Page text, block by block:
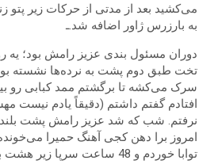
می‌کشید بعد از مدتی از حرکات زیر پتو
به بارزرس ژاور اضافه شد.ـ
دوران مسئول بندی عزیز رامش بود؛
تخت طبق دوم پشت به نرده‌ها نشسته
سرک می‌کشه تا برگشتم ممد کبابی رو
افتادم گفتم داشتم (دقیقاً یادم نیست
نرفتم. شب که شد عزیز رامش پشت
امروز برا دهن کجی آهنگ حمیرا
توابا خوردم و 48 ساعت سرپا زیر هشت بودم.ـ